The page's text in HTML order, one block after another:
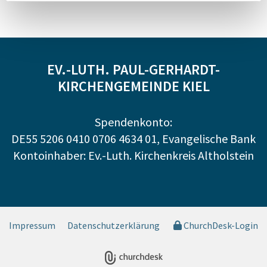
EV.-LUTH. PAUL-GERHARDT-
KIRCHENGEMEINDE KIEL
Spendenkonto:
DE55 5206 0410 0706 4634 01, Evangelische Bank
Kontoinhaber: Ev.-Luth. Kirchenkreis Altholstein
Impressum Datenschutzerklärung ChurchDesk-Login